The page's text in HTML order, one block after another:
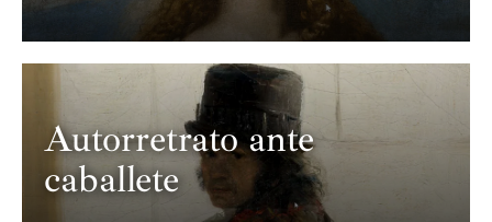
Autorretrato ante
caballete